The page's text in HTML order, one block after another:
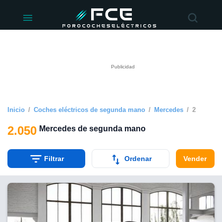
sitio web
basada en
nos
Inicio Coches eléctricos de segunda mano Mercedes 2
2.050 Mercedes de segunda mano
Filtrar Ordenar Vender